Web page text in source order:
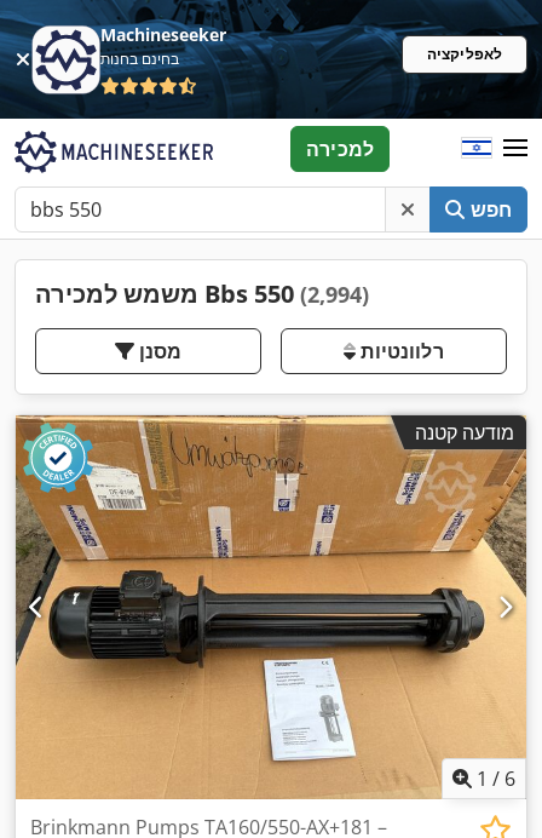
Machineseeker
בחינם בחנות לאפליקציה
חפש
למכירה
משמש למכירה Bbs 550 (2,994)
מסנן רלוונטיות
מודעה קטנה
1 / 6
Brinkmann Pumps TA160/550-AX+181 –